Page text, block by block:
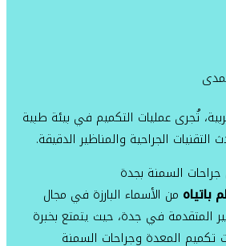
تُجرى عمليات التكميم في بيئة طبية
الجراحية والمناظير الدقيقة.
السمنة بجدة
باتياه من الأسماء البارزة في مجال
المتقدمة في جدة، حيث يتمتع بخبرة
تكميم المعدة وجراحات السمنة